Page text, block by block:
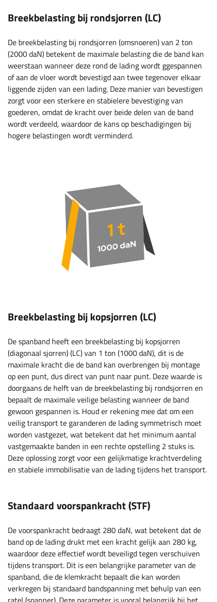
Breekbelasting bij rondsjorren (LC)
De breekbelasting bij rondsjorren (omsnoeren) van 2 ton
(2000 daN) betekent de maximale belasting die de band kan
weerstaan ​​wanneer deze rond de lading wordt ggespannen
of aan de vloer wordt bevestigd aan twee tegenover elkaar
liggende zijden van een lading. Deze manier van bevestigen
zorgt voor een sterkere en stabielere bevestiging van
goederen, omdat de kracht over beide delen van de band
wordt verdeeld, waardoor de kans op beschadigingen bij
hogere belastingen wordt verminderd.
Breekbelasting bij kopsjorren (LC)
De spanband heeft een breekbelasting bij kopsjorren
(diagonaal sjorren) (LC) van 1 ton (1000 daN), dit is de
maximale kracht die de band kan overbrengen bij montage
op een punt, dus direct van punt naar punt. Deze waarde is
doorgaans de helft van de breekbelasting bij rondsjorren en
bepaalt de maximale veilige belasting wanneer de band
gewoon gespannen is. Houd er rekening mee dat om een ​​
veilig transport te garanderen de lading symmetrisch moet
worden vastgezet, wat betekent dat het minimum aantal
vastgemaakte banden in een rechte opstelling 2 stuks is.
Deze oplossing zorgt voor een gelijkmatige krachtverdeling
en stabiele immobilisatie van de lading tijdens het transport.
Standaard voorspankracht (STF)
De voorspankracht bedraagt ​​280 daN, wat betekent dat de
band op de lading drukt met een kracht gelijk aan 280 kg,
waardoor deze effectief wordt beveiligd tegen verschuiven
tijdens transport. Dit is een belangrijke parameter van de
spanband, die de klemkracht bepaalt die kan worden
verkregen bij standaard bandspanning met behulp van een